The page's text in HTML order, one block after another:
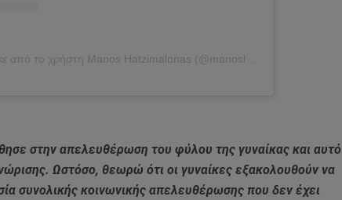
Η δημοσίευση κοινοποιήθηκε από το χρήστη Manos Hatzimalonas (@manoslonas)
στην απελευθέρωση του φύλου της γυναίκας και αυτό
Ωστόσο, θεωρώ ότι οι γυναίκες εξακολουθούν να
συνολικής κοινωνικής απελευθέρωσης που δεν έχει